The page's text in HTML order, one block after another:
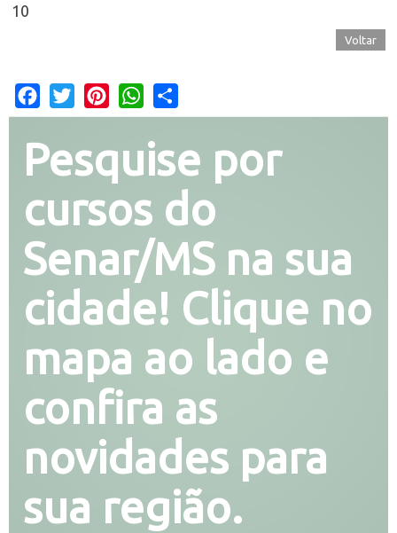
10
Voltar
Facebook
Twitter PinterestWhatsApp
Pesquise por
cursos do
Senar/MS na sua
cidade! Clique no
mapa ao lado e
confira as
novidades para
sua região.